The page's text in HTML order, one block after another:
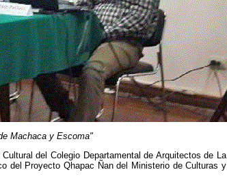
Machaca y Escoma"
del Colegio Departamental de Arquitectos de La
del Proyecto Qhapac Ñan del Ministerio de Culturas y